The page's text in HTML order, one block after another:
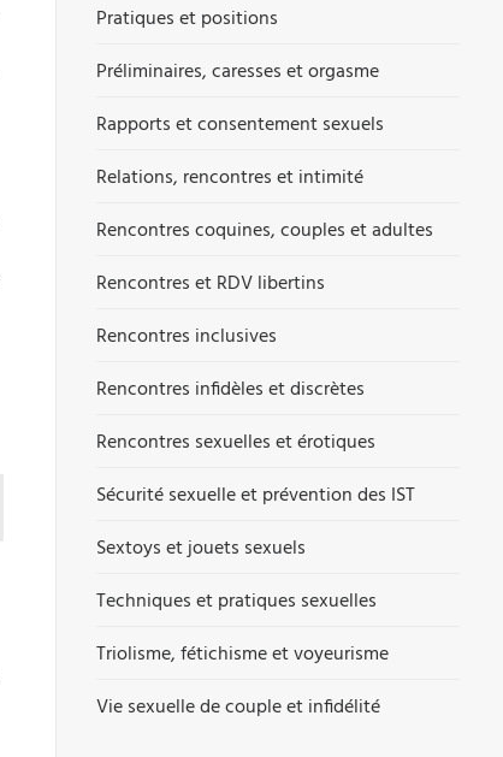
Pratiques et positions
Préliminaires, caresses et orgasme
Rapports et consentement sexuels
Relations, rencontres et intimité
Rencontres coquines, couples et adultes
Rencontres et RDV libertins
Rencontres inclusives
Rencontres infidèles et discrètes
Rencontres sexuelles et érotiques
Sécurité sexuelle et prévention des IST
Sextoys et jouets sexuels
Techniques et pratiques sexuelles
Triolisme, fétichisme et voyeurisme
Vie sexuelle de couple et infidélité